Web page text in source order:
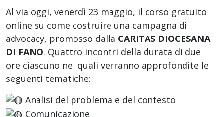
Al via oggi, venerdì 23 maggio, il corso gratuito
online su come costruire una campagna di
advocacy, promosso dalla CARITAS DIOCESANA
DI FANO. Quattro incontri della durata di due
ore ciascuno nei quali verranno approfondite le
seguenti tematiche:
Analisi del problema e del contesto
Comunicazione